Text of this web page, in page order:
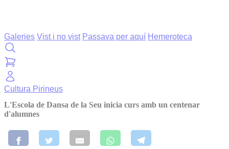
Galeries Vist i no vist Passava per aquí Hemeroteca
Cultura Pirineus
L'Escola de Dansa de la Seu inicia curs amb un centenar
d'alumnes